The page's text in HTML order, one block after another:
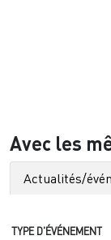
Avec les
Actualités/
TYPE D'ÉVÉNEMENT